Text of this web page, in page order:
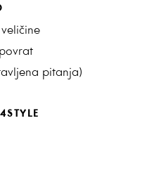
pitanja)